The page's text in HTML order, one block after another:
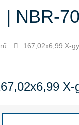
| NBR-70
167,02x6,99 X-
X-